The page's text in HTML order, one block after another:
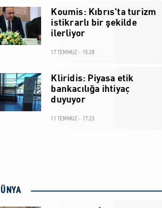
Koumis: Kıbrıs'ta turizm
istikrarlı bir şekilde
ilerliyor
17 TEMMUZ - 15:28
Kliridis: Piyasa etik
bankacılığa ihtiyaç
duyuyor
11 TEMMUZ - 17:23